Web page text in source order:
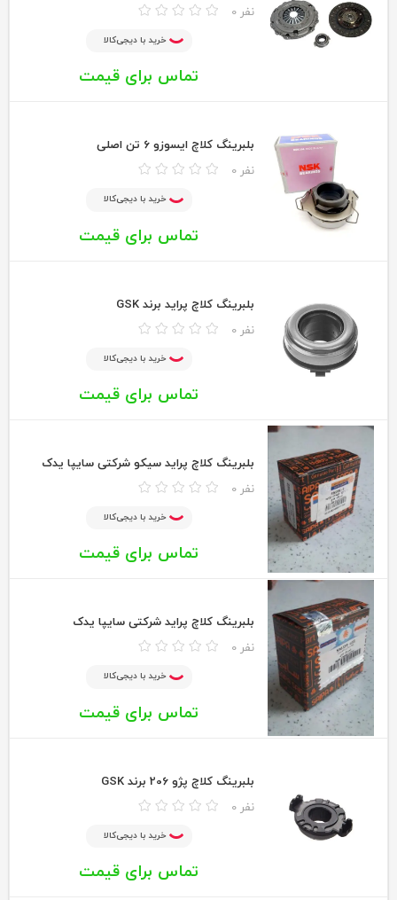
0 نفر
خرید با دیجی‌کالا
تماس برای قیمت
بلبرینگ کلاچ ایسوزو 6 تن اصلی
0 نفر
خرید با دیجی‌کالا
تماس برای قیمت
بلبرینگ کلاچ پراید برند GSK
0 نفر
خرید با دیجی‌کالا
تماس برای قیمت
بلبرینگ کلاچ پراید سیکو شرکتی سایپا یدک
0 نفر
خرید با دیجی‌کالا
تماس برای قیمت
بلبرینگ کلاچ پراید شرکتی سایپا یدک
0 نفر
خرید با دیجی‌کالا
تماس برای قیمت
بلبرینگ کلاچ پژو 206 برند GSK
0 نفر
خرید با دیجی‌کالا
تماس برای قیمت